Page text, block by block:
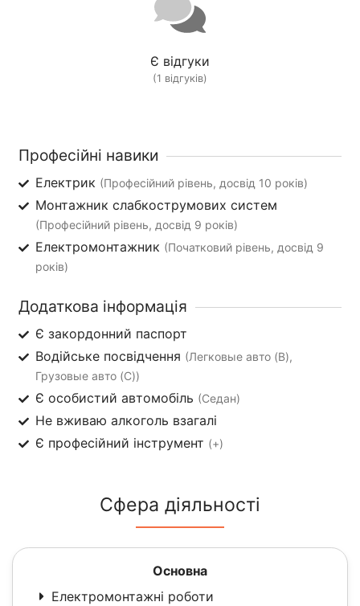
Є відгуки
(1 відгуків)
Професійні навики
Електрик (Професійний рівень, досвід 10 років)
Монтажник слабкострумових систем
(Професійний рівень, досвід 9 років)
Електромонтажник (Початковий рівень, досвід 9
років)
Додаткова інформація
Є закордонний паспорт
Водійське посвідчення (Легковые авто (B),
Грузовые авто (C))
Є особистий автомобіль (Седан)
Не вживаю алкоголь взагалі
Є професійний інструмент (+)
Сфера діяльності
Основна
Електромонтажні роботи